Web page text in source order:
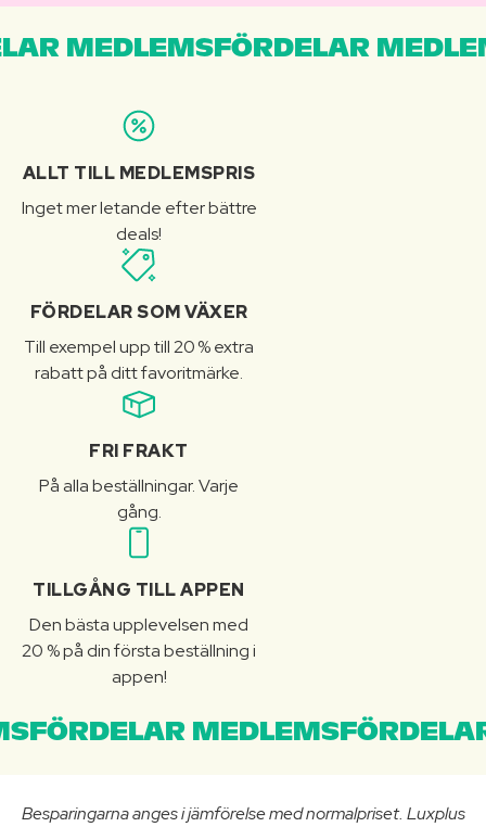
MEDLEMSFÖRDELAR
ALLT TILL MEDLEMSPRIS
Inget mer letande efter bättre
deals!
FÖRDELAR SOM VÄXER
Till exempel upp till 20 % extra
rabatt på ditt favoritmärke.
FRI FRAKT
På alla beställningar. Varje
gång.
TILLGÅNG TILL APPEN
Den bästa upplevelsen med
20 % på din första beställning i
appen!
Besparingarna anges i jämförelse med normalpriset. Luxplus